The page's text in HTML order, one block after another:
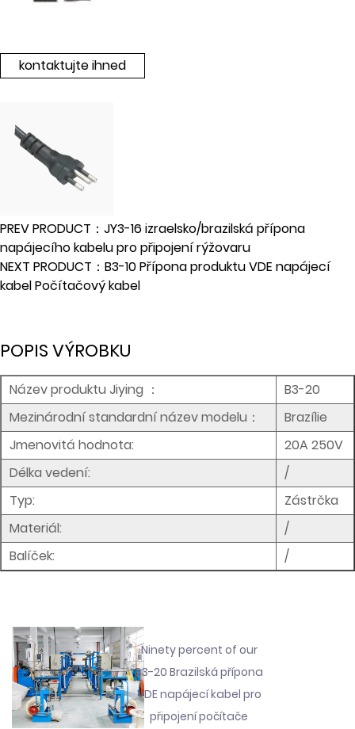
kontaktujte ihned
PREV PRODUCT：JY3-16 izraelsko/brazilská přípona
napájecího kabelu pro připojení rýžovaru
NEXT PRODUCT：B3-10 Přípona produktu VDE napájecí
kabel Počítačový kabel
POPIS VÝROBKU
Název produktu Jiying ：
B3-20
Mezinárodní standardní název modelu：
Brazílie
Jmenovitá hodnota:
20A 250V
Délka vedení:
/
Typ:
Zástrčka
Materiál:
/
Balíček:
/
Ninety percent of our
B3-20 Brazilská přípona
VDE napájecí kabel pro
připojení počítače